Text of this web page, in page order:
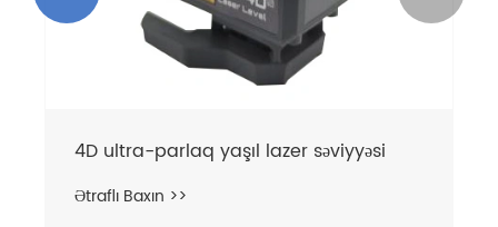
4D ultra-parlaq yaşıl lazer səviyyəsi
Ətraflı Baxın >>